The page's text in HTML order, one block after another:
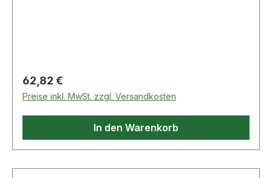
Regulärer Preis:
62,82 €
Preise inkl. MwSt. zzgl. Versandkosten
In den Warenkorb